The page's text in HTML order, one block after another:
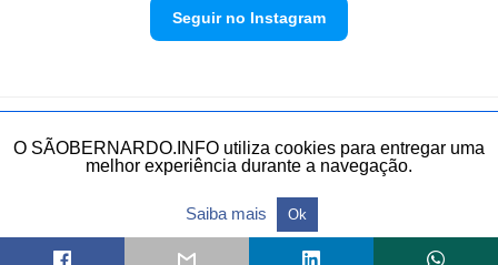
Seguir no Instagram
Política de privacidade Envie sua denúncia
O SÃOBERNARDO.INFO utiliza cookies para entregar uma
melhor experiência durante a navegação.
Saiba mais Ok